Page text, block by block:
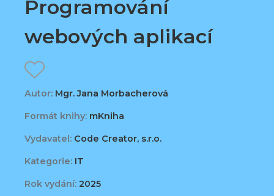
Programování
webových aplikací
Autor: Mgr. Jana Morbacherová
Formát knihy: mKniha
Vydavatel: Code Creator, s.r.o.
Kategorie: IT
Rok vydání: 2025